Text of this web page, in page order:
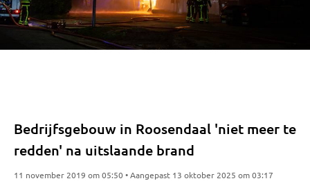
Bedrijfsgebouw in Roosendaal 'niet meer te
redden' na uitslaande brand
11 november 2019 om 05:50 • Aangepast 13 oktober 2025 om 03:17